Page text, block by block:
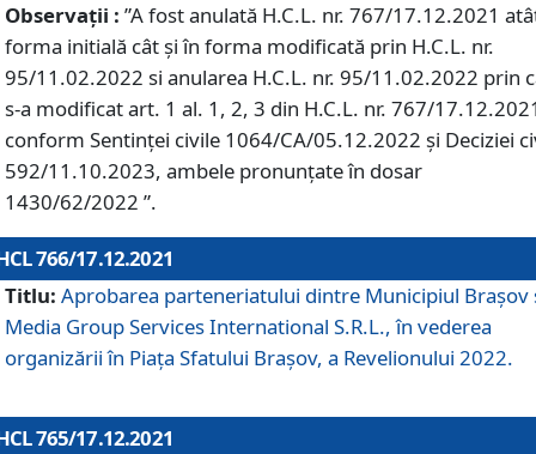
Observații : ”A fost anulată H.C.L. nr. 767/17.12.2021
forma initială cât și în forma modificată prin H.C.L. nr.
95/11.02.2022 si anularea H.C.L. nr. 95/11.02.2022 prin
s-a modificat art. 1 al. 1, 2, 3 din H.C.L. nr. 767/
conform Sentinței civile 1064/CA/05.12.2022 și Deciziei
592/11.10.2023, ambele pronunțate în dosar
1430/62/2022 ”.
766/17.12.2021
Titlu: Aprobarea parteneriatului dintre Municipiul Brașov
Media Group Services International S.R.L., în vederea
organizării în Piața Sfatului Brașov, a Revelionului 2022.
765/17.12.2021